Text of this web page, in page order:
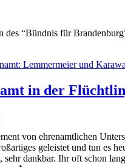
des “Bündnis für
in der
von ehrenamtlichen
geleistet und tun es
sehr dankbar. Ihr oft schon